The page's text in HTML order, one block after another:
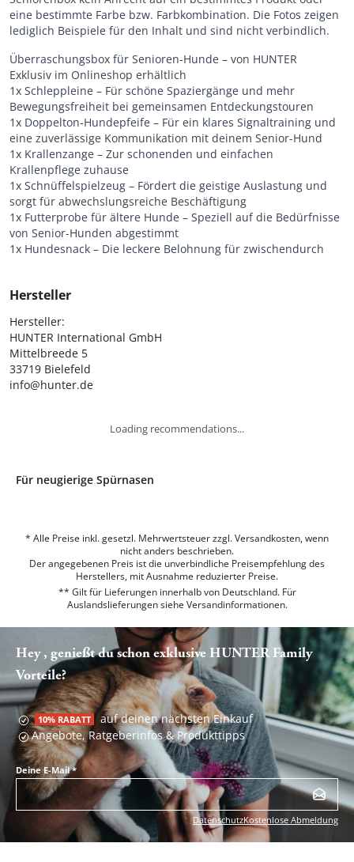
eine bestimmte Farbe bzw. Farbkombination. Die Fotos zeigen
lediglich Beispiele für den Inhalt und sind nicht verbindlich.
Überraschungsbox für Senioren-Hunde – von HUNTER
Exklusiv im Onlineshop erhältlich
1x Schleppleine – Für schöne Spaziergänge und mehr
Bewegungsfreiheit bei gemeinsamen Entdeckungstouren
1x Doppelton-Hundepfeife – Für ein klares Signaltraining und
eine zuverlässige Kommunikation mit deinem Senior-Hund
1x Krallenzange – Zur schonenden und einfachen
Krallenpflege zuhause
1x Schnüffelspielzeug – Fördert die geistige Auslastung und
sorgt für abwechslungsreiche Beschäftigung
1x Futterprobe für ältere Hunde – Speziell auf die Bedürfnisse
von Senior-Hunden abgestimmt
1x Hundesnack – Die leckere Belohnung für zwischendurch
Hersteller
Hersteller:
HUNTER International GmbH
Mittelbreede 5
33719 Bielefeld
info@hunter.de
Loading recommendations...
Für neugierige Spürnasen
* Alle Preise inkl. gesetzl. Mehrwertsteuer zzgl. Versandkosten, wenn
nicht anders beschrieben.
Der angegebenen Preis ist die unverbindliche Preisempfehlung des
Herstellers, mit Ausnahme reduzierter Preise.
** Gilt für Lieferungen innerhalb von Deutschland. Für
Auslandslieferungen siehe Versandinformationen.
Hey , genießt du schon exklusive HUNTER Family
Vorteile?
10% RABATT auf deinen nächsten Einkauf
Angebote, Ratgeberinfos & Produkttipps
Deine E-Mail*
DatenschutzKostenlose Abmeldung